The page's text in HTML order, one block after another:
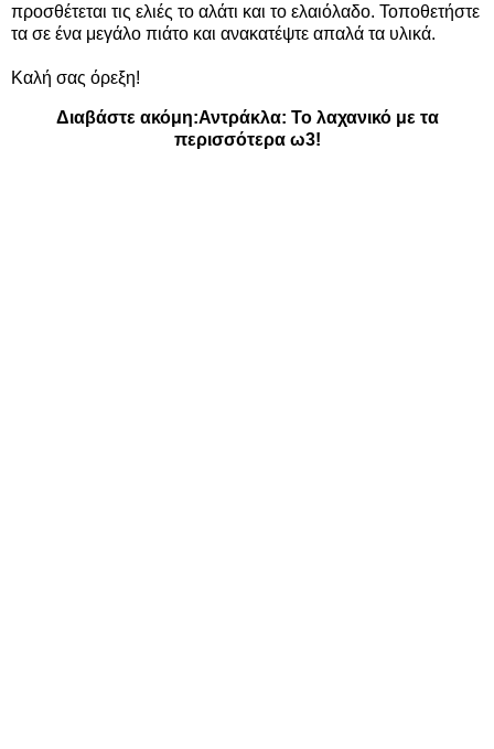
προσθέτεται τις ελιές το αλάτι και το ελαιόλαδο. Τοποθετήστε
τα σε ένα μεγάλο πιάτο και ανακατέψτε απαλά τα υλικά.
Καλή σας όρεξη!
Διαβάστε ακόμη:Αντράκλα: Το λαχανικό με τα
περισσότερα ω3!